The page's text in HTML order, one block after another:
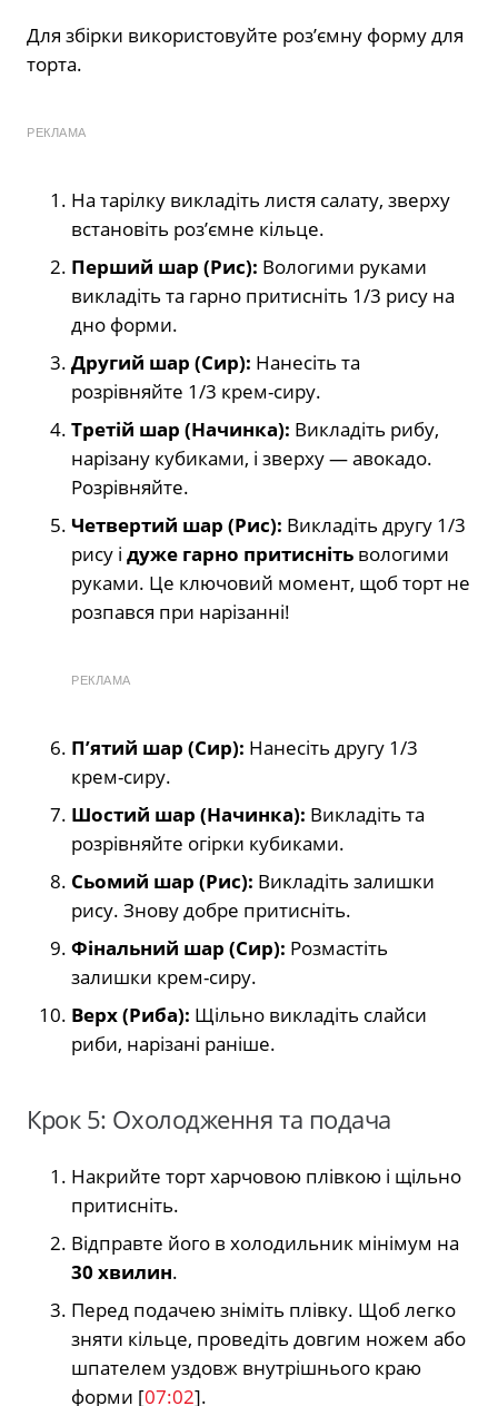
Для збірки використовуйте роз’ємну форму для
торта.
РЕКЛАМА
На тарілку викладіть листя салату, зверху
встановіть роз’ємне кільце.
Перший шар (Рис): Вологими руками
викладіть та гарно притисніть 1/3 рису на
дно форми.
Другий шар (Сир): Нанесіть та
розрівняйте 1/3 крем-сиру.
Третій шар (Начинка): Викладіть рибу,
нарізану кубиками, і зверху — авокадо.
Розрівняйте.
Четвертий шар (Рис): Викладіть другу 1/3
рису і дуже гарно притисніть вологими
руками. Це ключовий момент, щоб торт не
розпався при нарізанні!
РЕКЛАМА
П’ятий шар (Сир): Нанесіть другу 1/3
крем-сиру.
Шостий шар (Начинка): Викладіть та
розрівняйте огірки кубиками.
Сьомий шар (Рис): Викладіть залишки
рису. Знову добре притисніть.
Фінальний шар (Сир): Розмастіть
залишки крем-сиру.
Верх (Риба): Щільно викладіть слайси
риби, нарізані раніше.
Крок 5: Охолодження та подача
Накрийте торт харчовою плівкою і щільно
притисніть.
Відправте його в холодильник мінімум на
30 хвилин.
Перед подачею зніміть плівку. Щоб легко
зняти кільце, проведіть довгим ножем або
шпателем уздовж внутрішнього краю
форми [07:02].